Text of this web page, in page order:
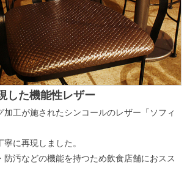
した機能性レザー
加工が施されたシンコールのレザー「ソフィ
に再現しました。
防汚などの機能を持つため飲食店舗におスス